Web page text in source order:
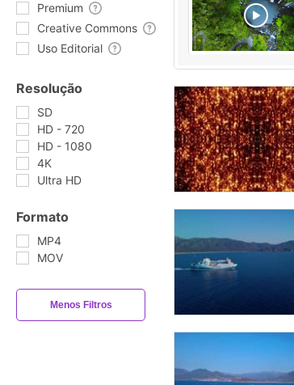
Premium
Creative Commons
Uso Editorial
Resolução
SD
HD - 720
HD - 1080
4K
Ultra HD
Formato
MP4
MOV
Menos Filtros